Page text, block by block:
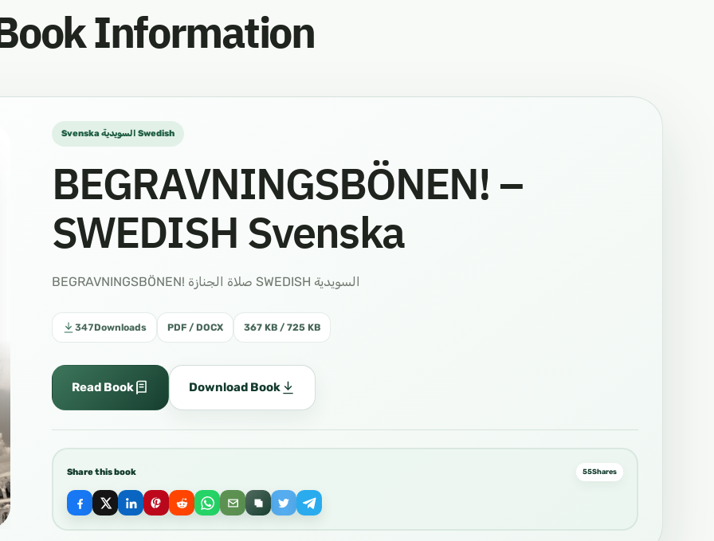
Information
Svenska السويدية Swedish
BEGRAVNINGSBÖNEN! –
SWEDISH Svenska
BEGRAVNINGSBÖNEN! صلاة الجنازة SWEDISH السويدية
347Downloads PDF / DOCX 367 KB / 725 KB
Read Book Download Book
Share this book 55Shares